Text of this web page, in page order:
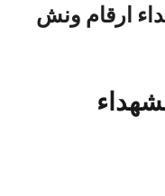
ارقام ونش